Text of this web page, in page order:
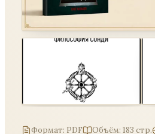
Формат: PDF Объём: 183 стр.